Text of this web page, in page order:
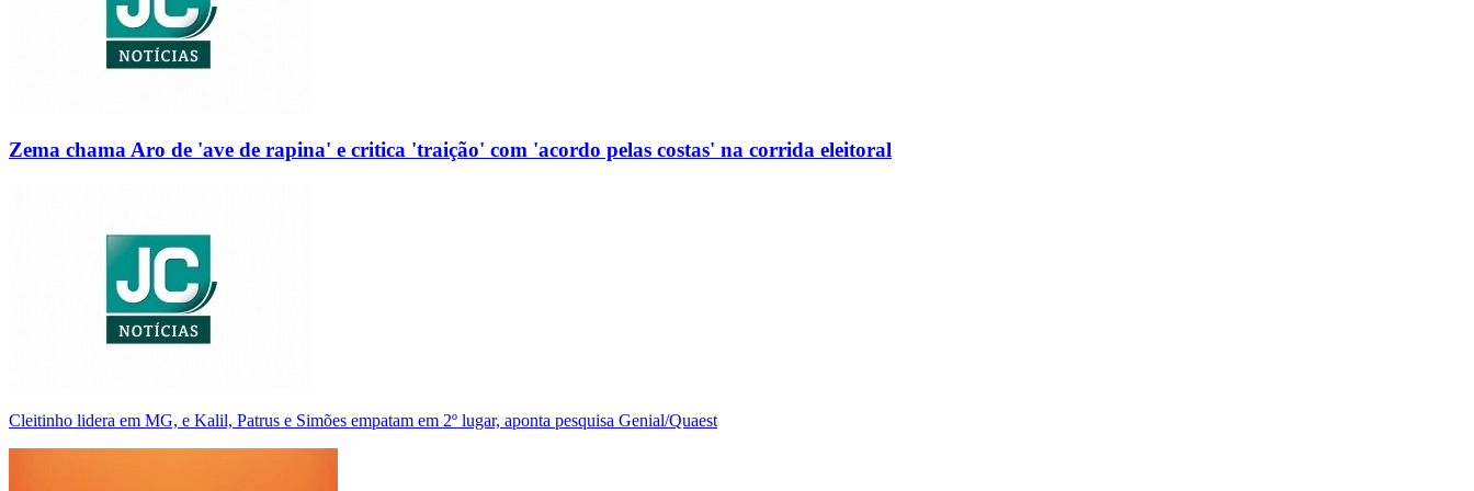
Zema chama Aro de 'ave de rapina' e critica 'traição' com 'acordo pelas costas' na corrida eleitoral
Cleitinho lidera em MG, e Kalil, Patrus e Simões empatam em 2º lugar, aponta pesquisa Genial/Quaest